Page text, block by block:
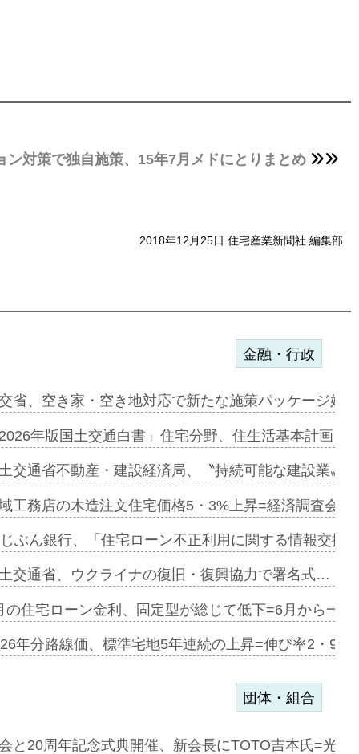
ン対策で独自施策、15年7月メドにとりまとめ
2018年12月25日 住宅産業新聞社 編集部
サー契約…
起用…
ミーレキ…
も城南エ…
合型の賃…
ンカフェ…
協業=お互…
コリビング…
金融・行政
省、空き家・空き地対応で新たな施策パッケージ始
年版国土交通白書」住宅分野、住生活基本計画を
交通省不動産・建設経済局、〝持続可能な建設業〟
工務店の木造注文住宅価格5・3%上昇=経済調査会
ぶん銀行、「住宅ローン不正利用に関する情報交換
交通省、ウクライナの復旧・復興協力で署名式…
の住宅ローン金利、固定型が総じて低下=6月から一
年分路線価、標準宅地5年連続の上昇=伸び率2・
を提案=P…
団体・組合
と20周年記念式典開催、新会長にTOTO吉本氏=光